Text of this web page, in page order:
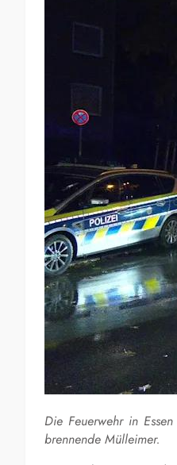
Die Feuerwehr in
brennende Mülleimer.